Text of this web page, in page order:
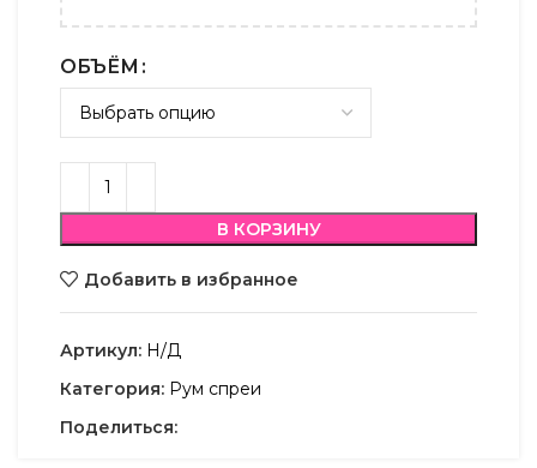
ОБЪЁМ
В КОРЗИНУ
Добавить в избранное
Артикул: Н/Д
Категория: Рум спреи
Поделиться: